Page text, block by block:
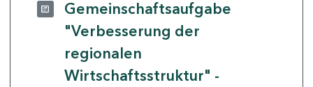
Gemeinschaftsaufgabe
"Verbesserung der
regionalen
Wirtschaftsstruktur" -